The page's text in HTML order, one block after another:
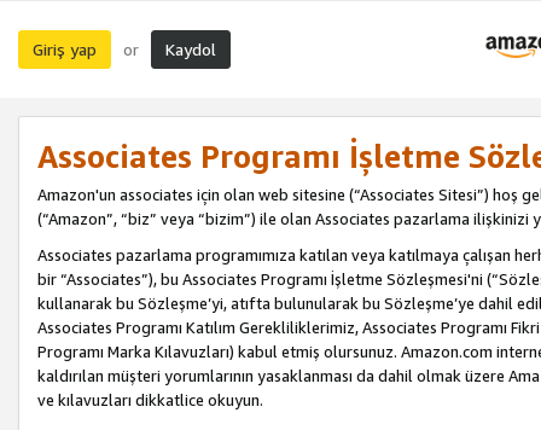
Giriş yap or Kaydol
Associates Programı İşletme
Amazon'un associates için olan web sitesine (“Associates Sitesi”) hoş
(“Amazon”, “biz” veya “bizim”) ile olan Associates pazarlama ilişkinizi
Associates pazarlama programımıza katılan veya katılmaya çalışan
bir “Associates”), bu Associates Programı İşletme Sözleşmesi'ni
kullanarak bu Sözleşme’yi, atıfta bulunularak bu Sözleşme’ye dahil
Associates Programı Katılım Gerekliliklerimiz, Associates Programı
Programı Marka Kılavuzları) kabul etmiş olursunuz. Amazon.com
kaldırılan müşteri yorumlarının yasaklanması da dahil olmak üzere
ve kılavuzları dikkatlice okuyun.